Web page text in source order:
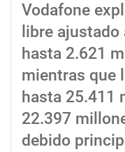
Vodafone
libre ajustado
hasta 2.621
mientras que
hasta 25.411
22.397
debido